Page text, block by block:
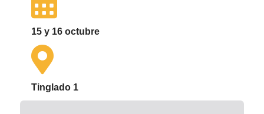
15 y 16 octubre
Tinglado 1